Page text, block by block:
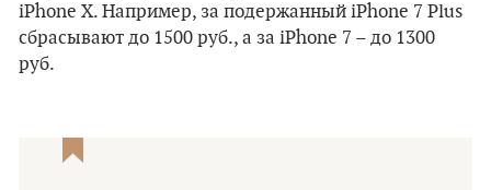
iPhone X. Например, за подержанный iPhone 7 Plus
сбрасывают до 1500 руб., а за iPhone 7 – до 1300
руб.